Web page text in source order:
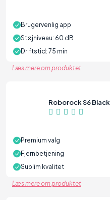
Brugervenlig app
Støjniveau: 60 dB
Driftstid: 75 min
Læs mere om produktet
Roborock S6 Black
Premium valg
Fjernbetjening
Sublim kvalitet
Læs mere om produktet